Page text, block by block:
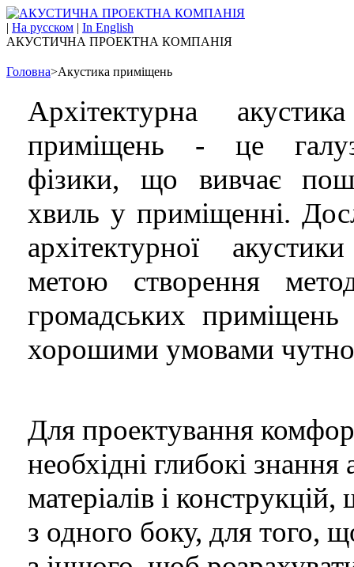
| На русском | In English
АКУСТИЧНА ПРОЕКТНА КОМПАНІЯ
Головна>Акустика приміщень
Архітектурна
приміщень - це
фізики, що вивчає
хвиль у приміщенні.
архітектурної
метою створення
громадських
хорошими умовами
Для проектування
необхідні глибокі
матеріалів і
з одного боку, для того,